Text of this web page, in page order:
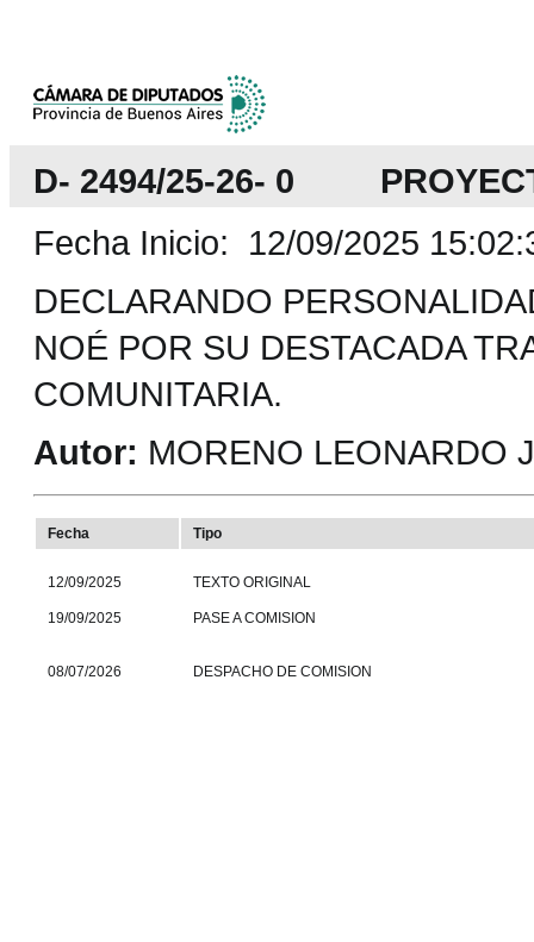
D- 2494/25-26- 0
Fecha Inicio: 12/09/2025
DECLARANDO
NOÉ POR SU DESTACADA
COMUNITARIA.
Autor: MORENO LEONARDO
Fecha Tipo
12/09/2025 TEXTO ORIGINAL
19/09/2025 PASE A COMISION
08/07/2026 DESPACHO DE COMISION